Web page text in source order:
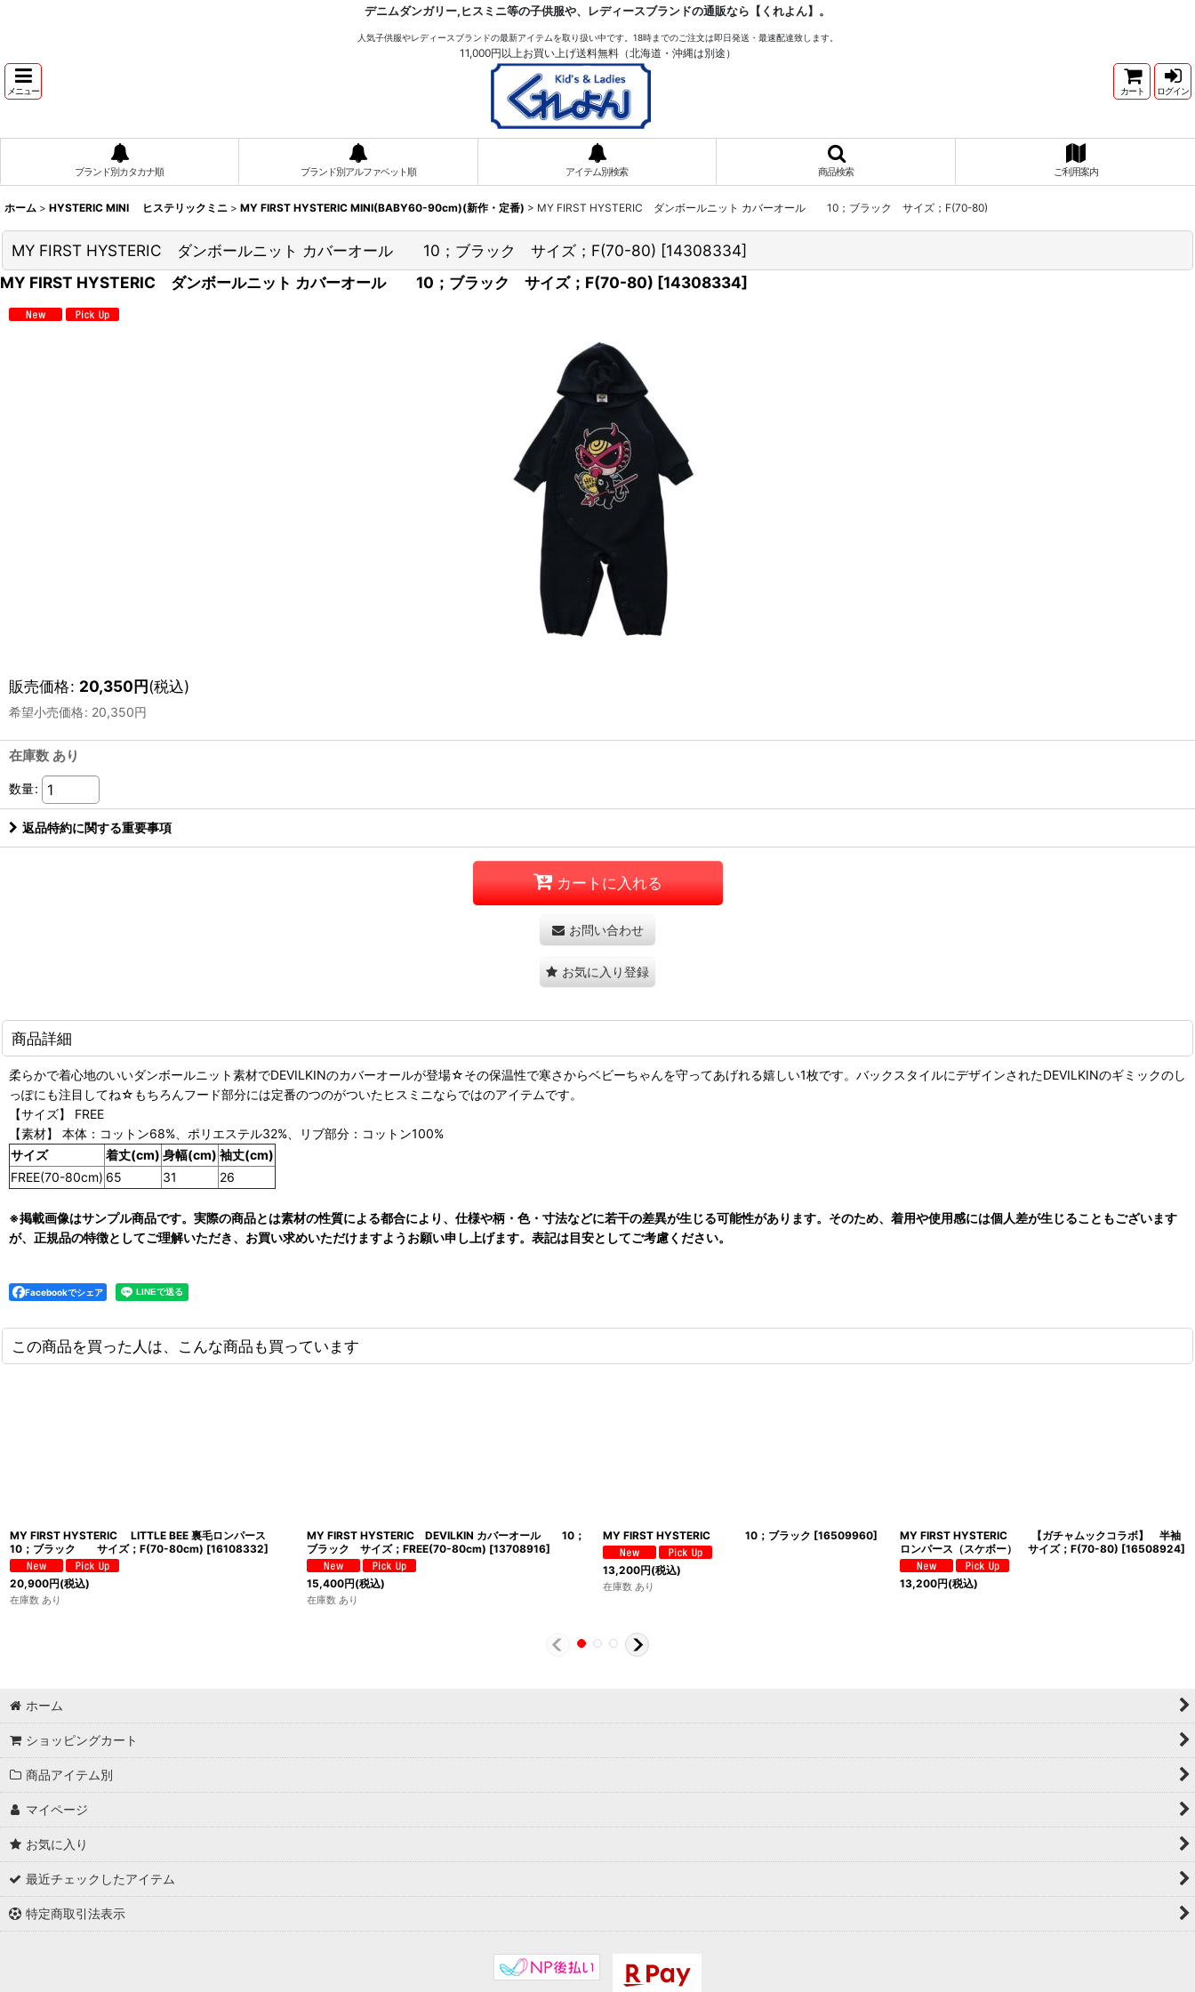
デニムダンガリー,ヒスミニ等の子供服や、レディースブランドの通販なら【くれよん】。
人気子供服やレディースブランドの最新アイテムを取り扱い中です。18時までのご注文は即日発送・最速配達致します。
11,000円以上お買い上げ送料無料（北海道・沖縄は別途）
メニュー カート ログイン
ブランド別カタカナ順 ブランド別アルファベット順 アイテム別検索 商品検索 ご利用案内
ホーム > HYSTERIC MINI ヒステリックミニ > MY FIRST HYSTERIC MINI(BABY60-90cm)(新作・定番) > MY FIRST HYSTERIC ダンボールニット カバーオール 10；ブラック サイズ；F(70-80)
MY FIRST HYSTERIC ダンボールニット カバーオール 10；ブラック サイズ；F(70-80) [14308334]
MY FIRST HYSTERIC ダンボールニット カバーオール 10；ブラック サイズ；F(70-80) [14308334]
販売価格: 20,350円(税込)
希望小売価格: 20,350円
在庫数 あり
数量:
返品特約に関する重要事項
カートに入れる
お問い合わせ
お気に入り登録
商品詳細
柔らかで着心地のいいダンボールニット素材でDEVILKINのカバーオールが登場☆その保温性で寒さからベビーちゃんを守ってあげれる嬉しい1枚です。バックスタイルにデザインされたDEVILKINのギミックのし
っぽにも注目してね☆もちろんフード部分には定番のつのがついたヒスミニならではのアイテムです。
【サイズ】 FREE
【素材】 本体：コットン68%、ポリエステル32%、リブ部分：コットン100%
サイズ
着丈(cm) 身幅(cm) 袖丈(cm)
FREE(70-80cm) 65 31 26
※掲載画像はサンプル商品です。実際の商品とは素材の性質による都合により、仕様や柄・色・寸法などに若干の差異が生じる可能性があります。そのため、着用や使用感には個人差が生じることもございます
が、正規品の特徴としてご理解いただき、お買い求めいただけますようお願い申し上げます。表記は目安としてご考慮ください。
Facebookでシェア
この商品を買った人は、こんな商品も買っています
MY FIRST HYSTERIC LITTLE BEE 裏毛ロンパース
10；ブラック サイズ；F(70-80cm) [16108332]
20,900円(税込)
在庫数 あり
MY FIRST HYSTERIC DEVILKIN カバーオール 10；
ブラック サイズ；FREE(70-80cm) [13708916]
15,400円(税込)
在庫数 あり
MY FIRST HYSTERIC 10；ブラック [16509960]
13,200円(税込)
在庫数 あり
MY FIRST HYSTERIC 【ガチャムックコラボ】 半袖
ロンパース（スケボー） サイズ；F(70-80) [16508924]
13,200円(税込)
ホーム
ショッピングカート
商品アイテム別
マイページ
お気に入り
最近チェックしたアイテム
特定商取引法表示